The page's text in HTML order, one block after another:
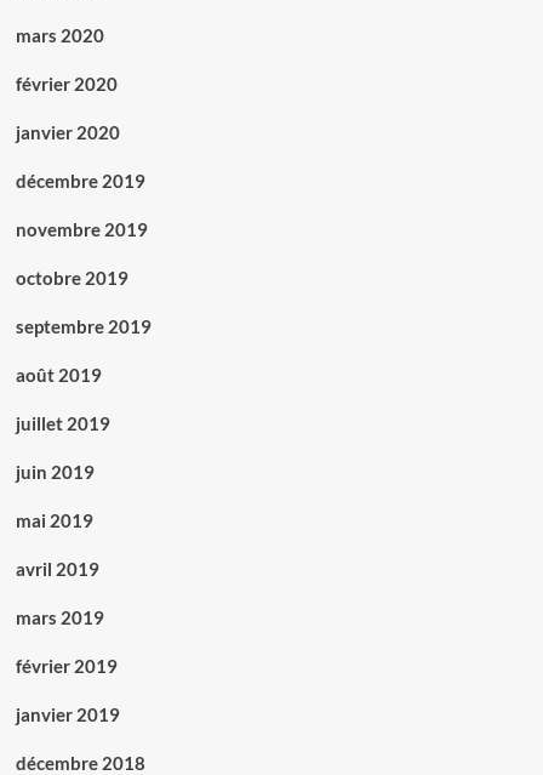
mars 2020
février 2020
janvier 2020
décembre 2019
novembre 2019
octobre 2019
septembre 2019
août 2019
juillet 2019
juin 2019
mai 2019
avril 2019
mars 2019
février 2019
janvier 2019
décembre 2018